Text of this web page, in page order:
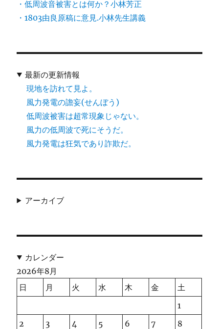
・低周波音被害とは何か？小林芳正
・1803由良原稿に意見.小林先生講義
最新の更新情報
現地を訪れて見よ。
風力発電の譫妄(せんぼう)
低周波被害は超常現象じゃない。
風力の低周波で死にそうだ。
風力発電は狂気であり詐欺だ。
アーカイブ
カレンダー
2026年8月
日
月 火 水 木 金
土
1
2
3 4 5 6 7
8